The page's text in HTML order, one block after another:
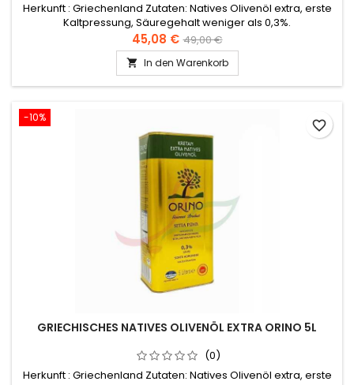
Herkunft : Griechenland Zutaten: Natives Olivenöl extra, erste
Kaltpressung, Säuregehalt weniger als 0,3%.
45,08 € 49,00 €
 In den Warenkorb
-10%
GRIECHISCHES NATIVES OLIVENÖL EXTRA ORINO 5L
(0)
Herkunft : Griechenland Zutaten: Natives Olivenöl extra, erste
favorite_border